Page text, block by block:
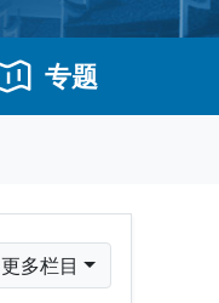
专题
更多栏目